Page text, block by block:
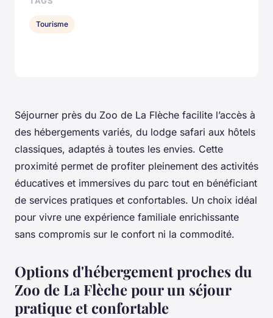
Séjourner près du Zoo de La Flèche facilite l’accès à
des hébergements variés, du lodge safari aux hôtels
classiques, adaptés à toutes les envies. Cette
proximité permet de profiter pleinement des activités
éducatives et immersives du parc tout en bénéficiant
de services pratiques et confortables. Un choix idéal
pour vivre une expérience familiale enrichissante
sans compromis sur le confort ni la commodité.
Options d'hébergement proches du
Zoo de La Flèche pour un séjour
pratique et confortable
Tourisme